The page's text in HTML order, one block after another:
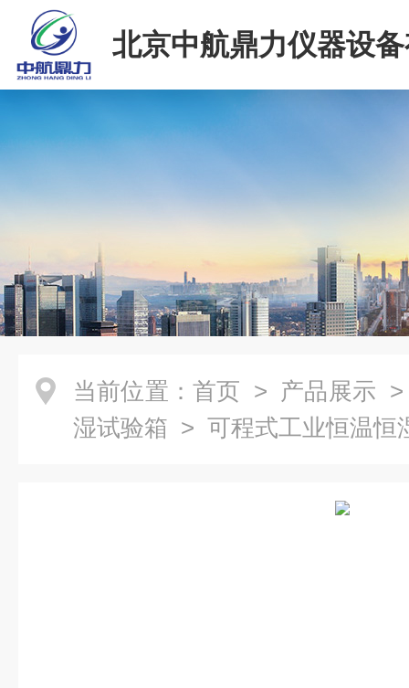
北京中航鼎力仪器设
司
当前位置： 首页 > 产品展示
湿试验箱 > 可程式工业恒温恒